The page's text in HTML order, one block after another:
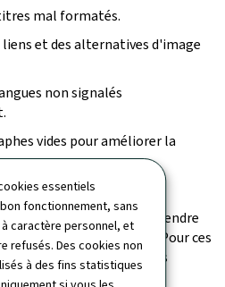
essentiels
fonctionnement, sans
caractère personnel, et
refusés. Des cookies non
à des fins statistiques
mal formatés.
et des alternatives d'image
non signalés
vides pour améliorer la
structurés.
et des contenus à reprendre
trop conséquente. Pour ces
bien que présentant des
les non-conformités les